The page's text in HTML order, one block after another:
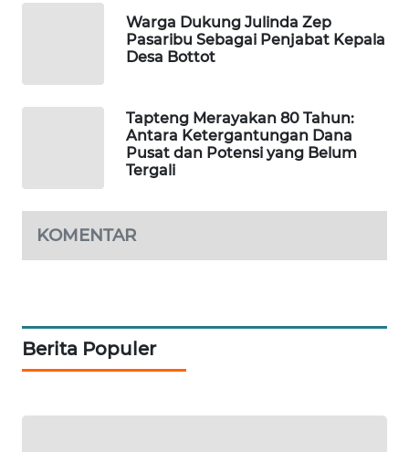
Warga Dukung Julinda Zep
Pasaribu Sebagai Penjabat Kepala
Desa Bottot
Tapteng Merayakan 80 Tahun:
Antara Ketergantungan Dana
Pusat dan Potensi yang Belum
Tergali
KOMENTAR
Berita Populer